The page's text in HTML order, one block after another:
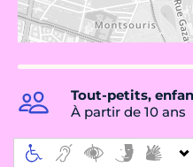
Tout-petits,
À partir de 10 ans